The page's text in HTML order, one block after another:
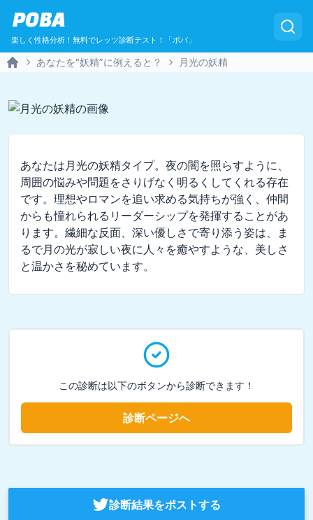
POBA
楽しく性格分析！無料でレッツ診断テスト！「ポバ」
あなたを“妖精”に例えると？ 月光の妖精
あなたは月光の妖精タイプ。夜の闇を照らすように、
周囲の悩みや問題をさりげなく明るくしてくれる存在
です。理想やロマンを追い求める気持ちが強く、仲間
からも憧れられるリーダーシップを発揮することがあ
ります。繊細な反面、深い優しさで寄り添う姿は、ま
るで月の光が寂しい夜に人々を癒やすような、美しさ
と温かさを秘めています。
この診断は以下のボタンから診断できます！
診断ページへ
診断結果をポストする